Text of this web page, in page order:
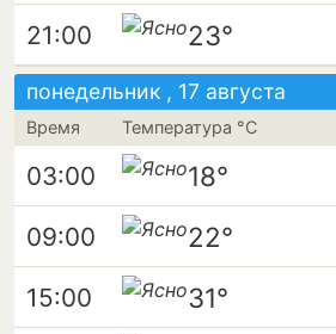
21:00 23°
понедельник , 17 августа
Время Температура °C
03:00 18°
09:00 22°
15:00 31°